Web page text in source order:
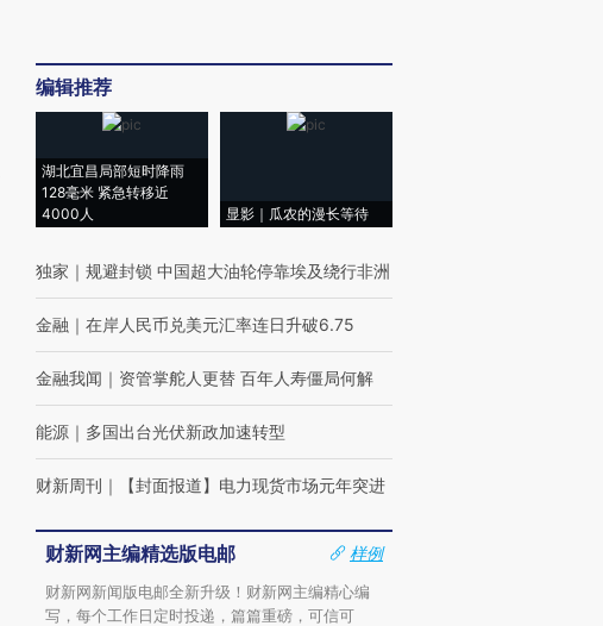
编辑推荐
湖北宜昌局部短时降雨
128毫米 紧急转移近
4000人
显影｜瓜农的漫长等待
独家 ｜ 规避封锁 中国超大油轮停靠埃及绕行非洲
金融 ｜ 在岸人民币兑美元汇率连日升破6.75
金融我闻 ｜ 资管掌舵人更替 百年人寿僵局何解
能源 ｜ 多国出台光伏新政加速转型
财新周刊 ｜ 【封面报道】电力现货市场元年突进
财新网主编精选版电邮
样例
财新网新闻版电邮全新升级！财新网主编精心编
写，每个工作日定时投递，篇篇重磅，可信可